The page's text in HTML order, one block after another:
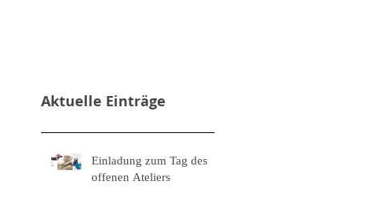
Aktuelle Einträge
Einladung zum Tag des
offenen Ateliers